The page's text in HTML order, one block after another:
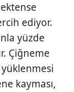
ediyor.
yüzde
Çiğneme
kayması,